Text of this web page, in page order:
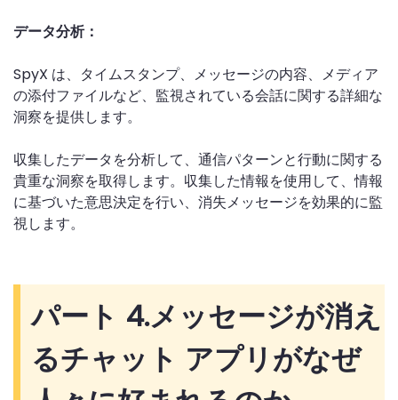
データ分析：
SpyX は、タイムスタンプ、メッセージの内容、メディア
の添付ファイルなど、監視されている会話に関する詳細な
洞察を提供します。
収集したデータを分析して、通信パターンと行動に関する
貴重な洞察を取得します。収集した情報を使用して、情報
に基づいた意思決定を行い、消失メッセージを効果的に監
視します。
パート 4.メッセージが消え
るチャット アプリがなぜ